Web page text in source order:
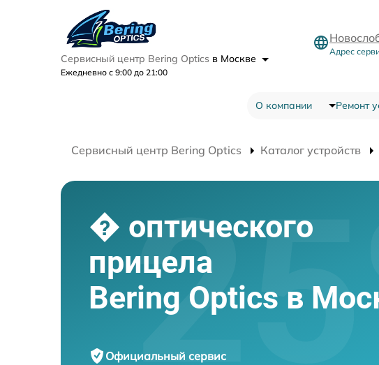
Сервисный центр Bering Optics в Москве
Ежедневно с 9:00 до 21:00
Адрес
О компании Ремонт
Сервисный центр Bering Optics Каталог устройств
� оптического
прицела
Bering Optics в
Официальный сервис